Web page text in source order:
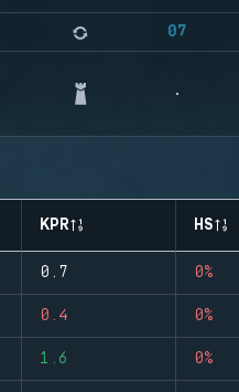
07
KPR HS
0.7 0%
0.4 0%
1.6 0%